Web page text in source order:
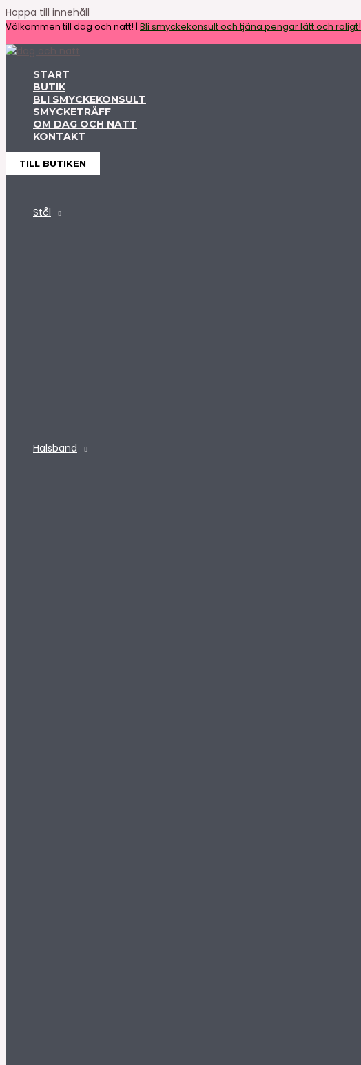
Hoppa till innehåll
Välkommen till dag och natt! | Bli smyckekonsult och tjäna pengar lätt och roligt!
START
BUTIK
BLI SMYCKEKONSULT
SMYCKETRÄFF
OM DAG OCH NATT
KONTAKT
TILL BUTIKEN
Stål
Halsband